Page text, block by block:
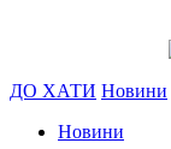
ДО ХАТИ Новини
Новини